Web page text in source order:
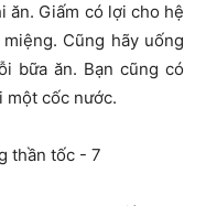
ăn. Giấm có lợi cho hệ
Cũng hãy uống
bữa ăn. Bạn cũng có
một cốc nước.